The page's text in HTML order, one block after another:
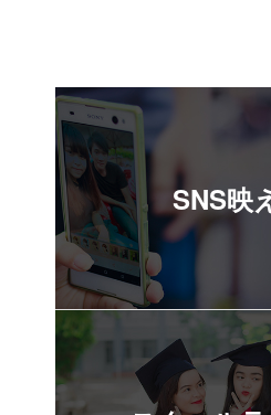
SNS映